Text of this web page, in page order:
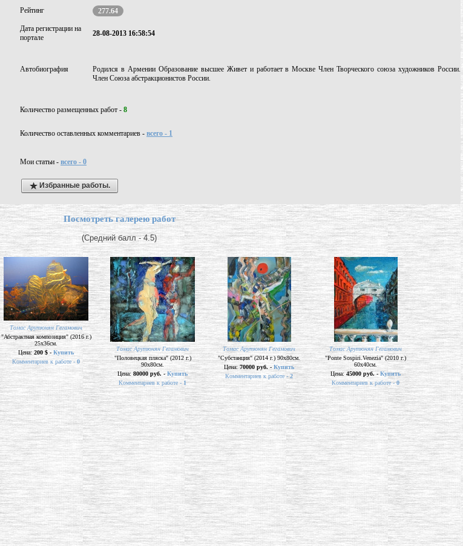
Рейтинг
277.64
Дата регистрации на
портале
28-08-2013 16:58:54
Автобиография
Родился в Армении Образование высшее Живет и работает в Москве Член Творческого союза художников России.
Член Союза абстракционистов России.
Количество размещенных работ - 8
Количество оставленных комментариев - всего - 1
Мои статьи - всего - 0
Избранные работы.
Посмотреть галерею работ
(Средний балл - 4.5)
Томас Арутюнян Гегамович
"Абстрактная композиция" (2016 г.)
25х36см.
Цена:200 $ - Купить
Комментариев к работе - 0
Томас Арутюнян Гегамович
"Половецкая пляска" (2012 г.)
90х80см.
Цена: 80000 руб. -Купить
Комментариев к работе -1
Томас Арутюнян Гегамович
"Субстанция" (2014 г.) 90х80см.
Цена: 70000 руб. - Купить
Комментариев к работе -2
Томас Арутюнян Гегамович
"Ponte Sospiri.Venezia" (2010 г.)
60х40см.
Цена: 45000 руб. -Купить
Комментариев к работе -0